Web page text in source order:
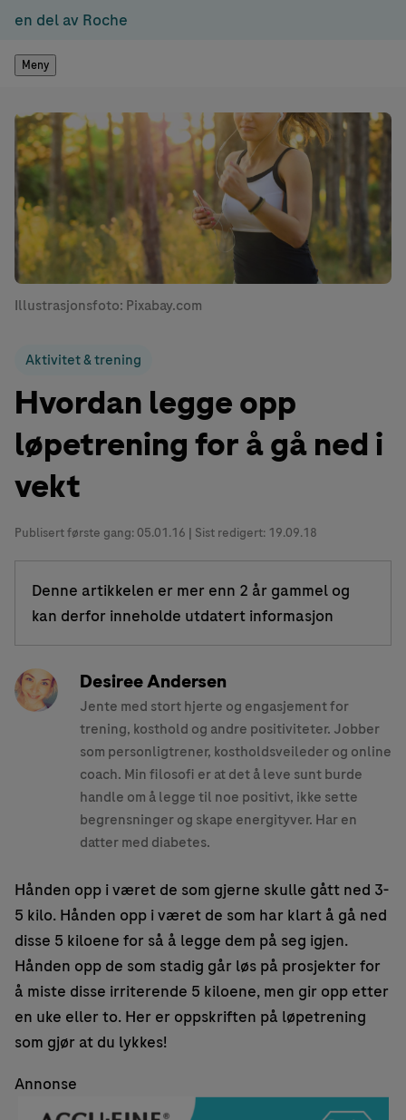
en del av Roche
Meny
Illustrasjonsfoto: Pixabay.com
Aktivitet & trening
Hvordan legge opp
løpetrening for å gå ned i
vekt
Publisert første gang: 05.01.16 | Sist redigert: 19.09.18
Denne artikkelen er mer enn 2 år gammel og
kan derfor inneholde utdatert informasjon
Desiree Andersen
Jente med stort hjerte og engasjement for
trening, kosthold og andre positiviteter. Jobber
som personligtrener, kostholdsveileder og online
coach. Min filosofi er at det å leve sunt burde
handle om å legge til noe positivt, ikke sette
begrensninger og skape energityver. Har en
datter med diabetes.
Hånden opp i været de som gjerne skulle gått ned 3-
5 kilo. Hånden opp i været de som har klart å gå ned
disse 5 kiloene for så å legge dem på seg igjen.
Hånden opp de som stadig går løs på prosjekter for
å miste disse irriterende 5 kiloene, men gir opp etter
en uke eller to. Her er oppskriften på løpetrening
som gjør at du lykkes!
Annonse